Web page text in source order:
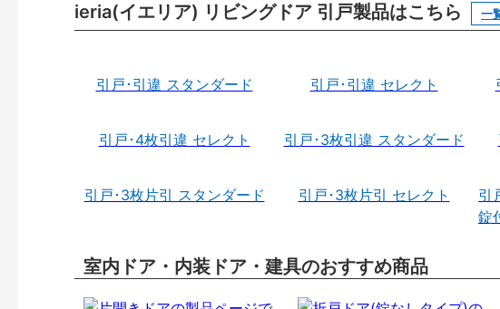
ieria(イエリア) リビングドア 引戸製品はこちら 一
引戸･引違 スタンダード 引戸･引違 セレクト
引戸･4枚引違 セレクト 引戸･3枚引違 スタンダード
引戸･3枚片引 スタンダード 引戸･3枚片引 セレクト
引
錠
室内ドア・内装ドア・建具のおすすめ商品